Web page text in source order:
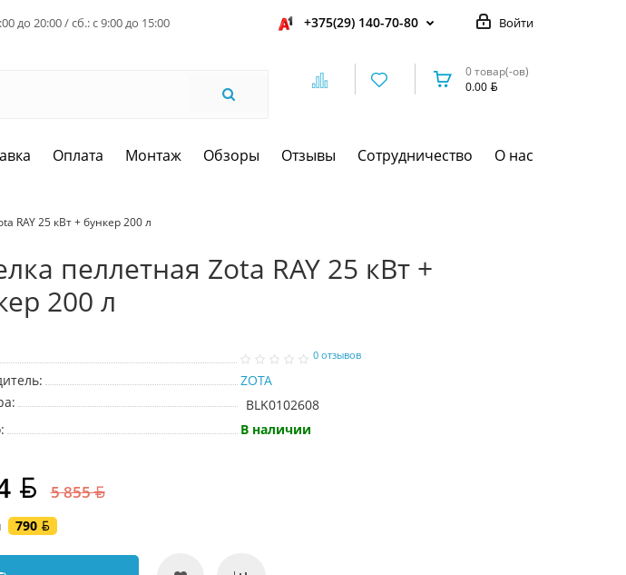
до 20:00 / сб.: с 9:00 до 15:00 Войти
+375(29) 140-70-80
0 товар(-ов)
0.00
Оплата Монтаж Обзоры Отзывы Сотрудничество О нас
RAY 25 кВт + бункер 200 л
пеллетная Zota RAY 25 кВт +
200 л
0 отзывов
ZOTA
BLK0102608
В наличии
5 855
790